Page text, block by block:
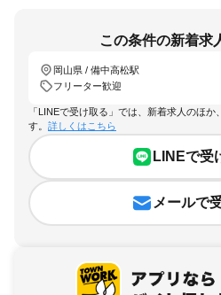
この条件の新着求
岡山県 / 備中高松駅
フリーター歓迎
「LINEで受け取る」では、新着求人のほ
す。 詳しくはこちら
LINEで受
メールで